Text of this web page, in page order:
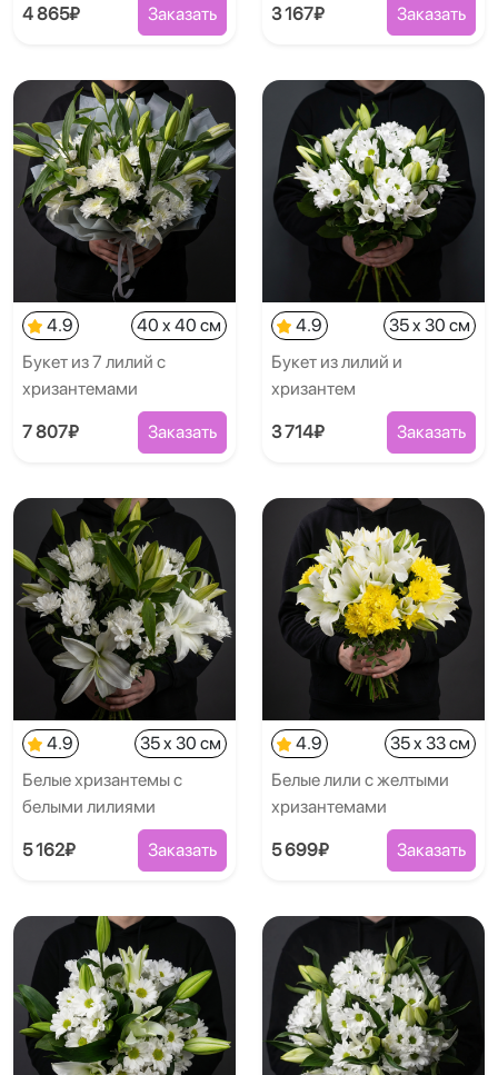
4 865₽ Заказать 3 167₽ Заказать
4.9
40 x 40 см
Букет из 7 лилий с
хризантемами
7 807₽ Заказать
4.9
35 x 30 см
Букет из лилий и
хризантем
3 714₽ Заказать
4.9
35 x 30 см
Белые хризантемы с
белыми лилиями
5 162₽ Заказать
4.9
35 x 33 см
Белые лили с желтыми
хризантемами
5 699₽ Заказать